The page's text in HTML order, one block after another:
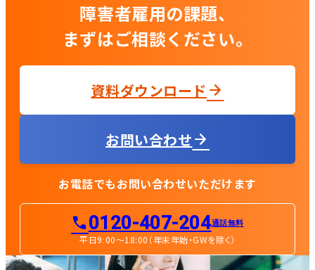
障害者雇用の課題、
まずはご相談ください。
資料ダウンロード
お問い合わせ
お電話でもお問い合わせいただけます
0120-407-204通話無料
平日9:00〜18:00（年末年始・GWを除く）